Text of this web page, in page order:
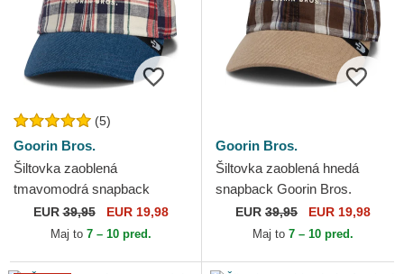
(5)
Goorin Bros.
Šiltovka zaoblená
tmavomodrá snapback
Goorin Bros. Curved Brim
Raised In A Barn Papa Cap
EUR39,95 EUR 19,98
Maj to 7 – 10 pred.
Goorin Bros.
Šiltovka zaoblená hnedá
snapback Goorin Bros.
Curved Brim Ask Your
Mother Papa Cap Madras
EUR 39,95 EUR 19,98
Maj to 7 – 10 pred.